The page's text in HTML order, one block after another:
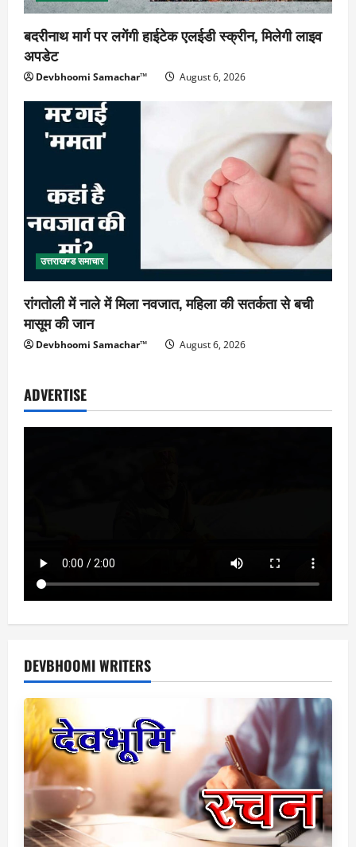
बदरीनाथ मार्ग पर लगेंगी हाईटेक एलईडी स्क्रीन, मिलेगी लाइव
अपडेट
Devbhoomi Samachar™ August 6, 2026
उत्तराखण्ड समाचार
रांगतोली में नाले में मिला नवजात, महिला की सतर्कता से बची
मासूम की जान
Devbhoomi Samachar™ August 6, 2026
ADVERTISE
DEVBHOOMI WRITERS